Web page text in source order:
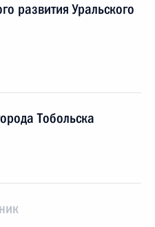
развития Уральского
Тобольска